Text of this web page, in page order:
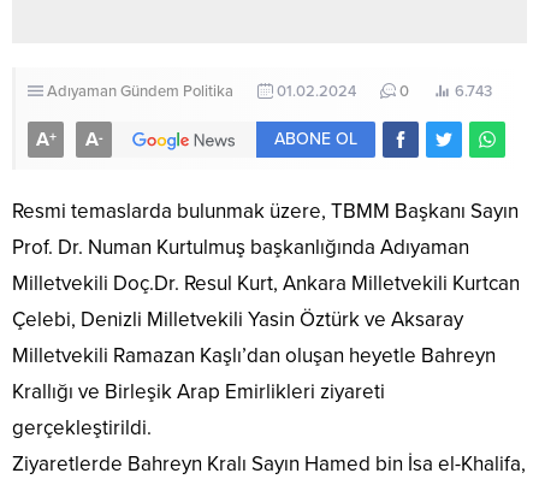
AdıyamanGündem Politika 01.02.2024 0 6.743
A+ A- ABONE OL
Resmi temaslarda bulunmak üzere, TBMM Başkanı Sayın
Prof. Dr. Numan Kurtulmuş başkanlığında Adıyaman
Milletvekili Doç.Dr. Resul Kurt, Ankara Milletvekili Kurtcan
Çelebi, Denizli Milletvekili Yasin Öztürk ve Aksaray
Milletvekili Ramazan Kaşlı’dan oluşan heyetle Bahreyn
Krallığı ve Birleşik Arap Emirlikleri ziyareti
gerçekleştirildi.
Ziyaretlerde Bahreyn Kralı Sayın Hamed bin İsa el-Khalifa,